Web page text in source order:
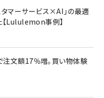
をもっと見る
マーサービス×AI」の最適
Lululemon事例】
注文額17％増。買い物体験